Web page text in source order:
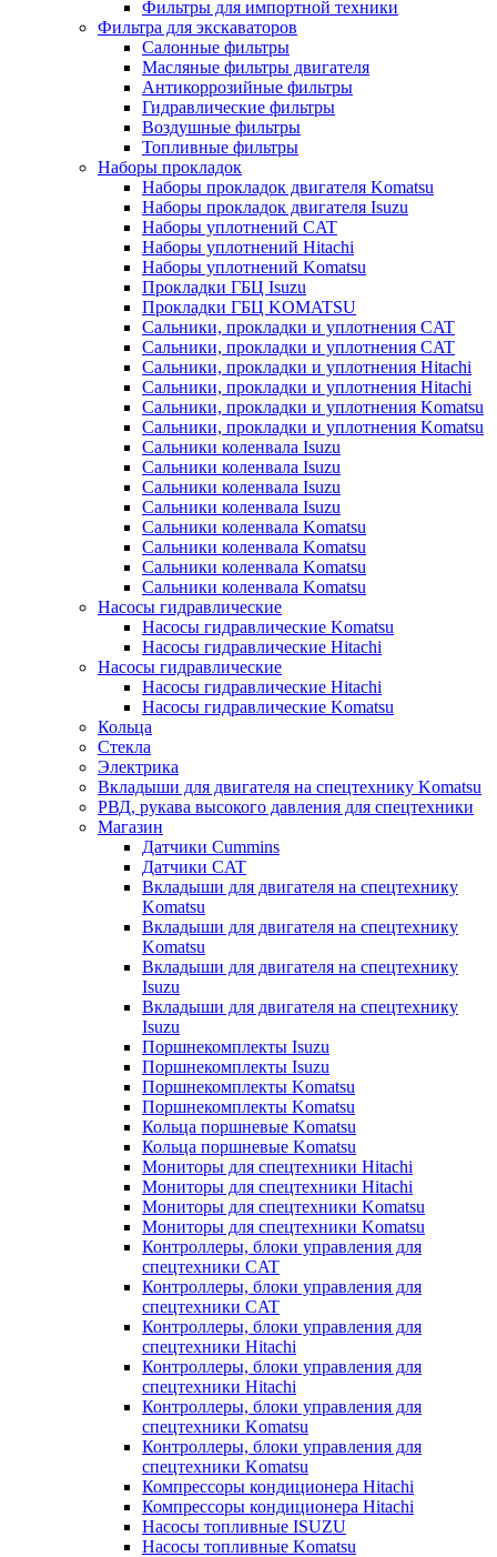
Фильтры для импортной техники
Фильтра для экскаваторов
Салонные фильтры
Масляные фильтры двигателя
Антикоррозийные фильтры
Гидравлические фильтры
Воздушные фильтры
Топливные фильтры
Наборы прокладок
Наборы прокладок двигателя Komatsu
Наборы прокладок двигателя Isuzu
Наборы уплотнений CAT
Наборы уплотнений Hitachi
Наборы уплотнений Komatsu
Прокладки ГБЦ Isuzu
Прокладки ГБЦ KOMATSU
Сальники, прокладки и уплотнения CAT
Сальники, прокладки и уплотнения CAT
Сальники, прокладки и уплотнения Hitachi
Сальники, прокладки и уплотнения Hitachi
Сальники, прокладки и уплотнения Komatsu
Сальники, прокладки и уплотнения Komatsu
Сальники коленвала Isuzu
Сальники коленвала Isuzu
Сальники коленвала Isuzu
Сальники коленвала Isuzu
Сальники коленвала Komatsu
Сальники коленвала Komatsu
Сальники коленвала Komatsu
Сальники коленвала Komatsu
Насосы гидравлические
Насосы гидравлические Komatsu
Насосы гидравлические Hitachi
Насосы гидравлические
Насосы гидравлические Hitachi
Насосы гидравлические Komatsu
Кольца
Стекла
Электрика
Вкладыши для двигателя на спецтехнику Komatsu
РВД, рукава высокого давления для спецтехники
Магазин
Датчики Cummins
Датчики CAT
Вкладыши для двигателя на спецтехнику
Komatsu
Вкладыши для двигателя на спецтехнику
Komatsu
Вкладыши для двигателя на спецтехнику
Isuzu
Вкладыши для двигателя на спецтехнику
Isuzu
Поршнекомплекты Isuzu
Поршнекомплекты Isuzu
Поршнекомплекты Komatsu
Поршнекомплекты Komatsu
Кольца поршневые Komatsu
Кольца поршневые Komatsu
Мониторы для спецтехники Hitachi
Мониторы для спецтехники Hitachi
Мониторы для спецтехники Komatsu
Мониторы для спецтехники Komatsu
Контроллеры, блоки управления для
спецтехники CAT
Контроллеры, блоки управления для
спецтехники CAT
Контроллеры, блоки управления для
спецтехники Hitachi
Контроллеры, блоки управления для
спецтехники Hitachi
Контроллеры, блоки управления для
спецтехники Komatsu
Контроллеры, блоки управления для
спецтехники Komatsu
Компрессоры кондиционера Hitachi
Компрессоры кондиционера Hitachi
Насосы топливные ISUZU
Насосы топливные Komatsu